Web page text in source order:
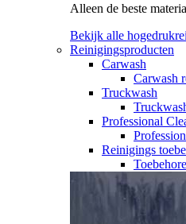
Alleen de beste
Bekijk alle
Reinigingsproducten
Carwash
Carwash
Truckwash
Professional
Reinigings